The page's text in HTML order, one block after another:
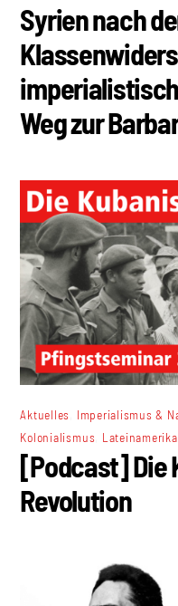
Syrien nach
Weg zur
Aktuelles Imperialismus &
Kolonialismus Lateinamerika
[Podcast] Die
Revolution